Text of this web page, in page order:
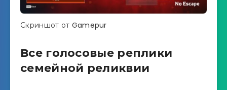
Скриншот от Gamepur
Все голосовые реплики
семейной реликвии